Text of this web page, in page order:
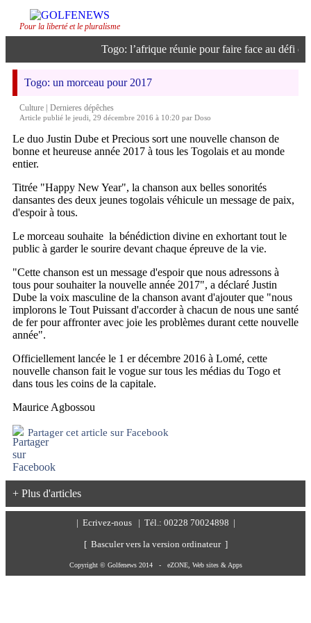
Pour la liberté et le pluralisme
Togo: l’afrique réunie pour faire face au défi
Togo: un morceau pour 2017
Culture
Dernieres dépêches
Article publié le jeudi, 29 décembre 2016 à 10:20 par Doso
Le duo Justin Dube et Precious sort une nouvelle chanson de
bonne et heureuse année 2017 à tous les Togolais et au monde
entier.
Titrée "Happy New Year", la chanson aux belles sonorités
dansantes des deux jeunes togolais véhicule un message de paix,
d'espoir à tous.
Le morceau souhaite la bénédiction divine en exhortant tout le
public à garder le sourire devant chaque épreuve de la vie.
"Cette chanson est un message d'espoir que nous adressons à
tous pour souhaiter la nouvelle année 2017", a déclaré Justin
Dube la voix masculine de la chanson avant d'ajouter que "nous
implorons le Tout Puissant d'accorder à chacun de nous une santé
de fer pour affronter avec joie les problèmes durant cette nouvelle
année".
Officiellement lancée le 1 er décembre 2016 à Lomé, cette
nouvelle chanson fait le vogue sur tous les médias du Togo et
dans tous les coins de la capitale.
Maurice Agbossou
Partager cet article sur Facebook
+ Plus d'articles
Ecrivez-nous | Tél.: 00228 70024898 |
[ Basculer vers la version ordinateur ]
Copyright © Golfenews 2014 - eZONE, Web sites & Apps